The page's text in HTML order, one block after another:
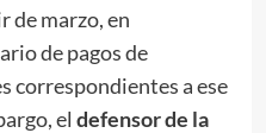
de marzo, en
de pagos de
correspondientes a ese
el defensor de la